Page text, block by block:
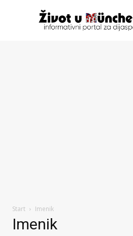
Start Imenik
Imenik